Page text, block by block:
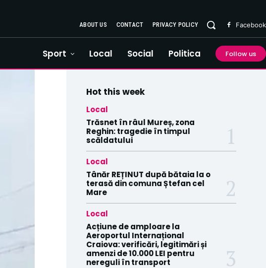
ABOUT US CONTACT PRIVACY POLICY Facebook
Sport Local Social Politica Follow us
Hot this week
Local
Trăsnet în râul Mureș, zona
Reghin: tragedie în timpul
scăldatului
Local
Tânăr REȚINUT după bătaia la o
terasă din comuna Ștefan cel
Mare
Local
Acțiune de amploare la
Aeroportul Internațional
Craiova: verificări, legitimări și
amenzi de 10.000 LEI pentru
nereguli în transport